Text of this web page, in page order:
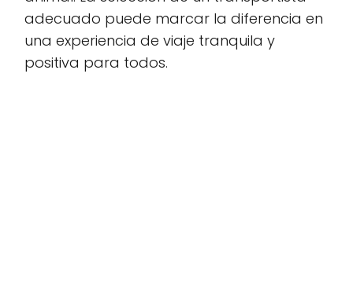
adecuado puede marcar la diferencia en
una experiencia de viaje tranquila y
positiva para todos.